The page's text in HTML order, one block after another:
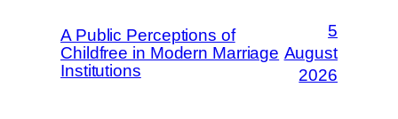
A Public Perceptions of
Childfree in Modern Marriage
Institutions
5
August
2026